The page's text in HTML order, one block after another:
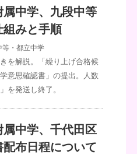
中学、九段中等
組みと手順
等・都立中学
を解説。「繰り上げ合格候
意思確認書」の提出。人数
を発送し終了。
中学、千代田区
布日程について